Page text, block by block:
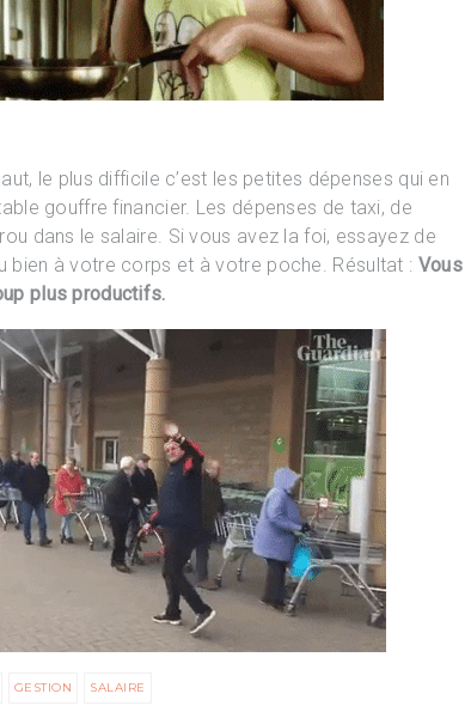
le plus difficile c’est les petites dépenses qui en
gouffre financier. Les dépenses de taxi, de
dans le salaire. Si vous avez la foi, essayez de
bien à votre corps et à votre poche. Résultat : Vous
plus productifs.
GESTION SALAIRE